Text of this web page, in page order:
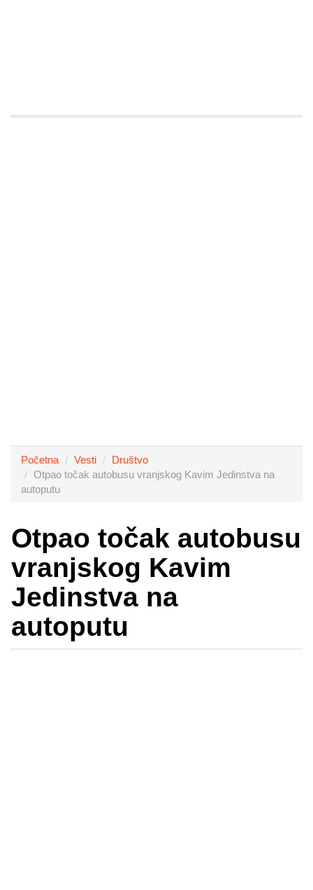
Početna Vesti
Društvo
Otpao točak autobusu vranjskog Kavim Jedinstva na
autoputu
Otpao točak autobusu
vranjskog Kavim
Jedinstva na
autoputu